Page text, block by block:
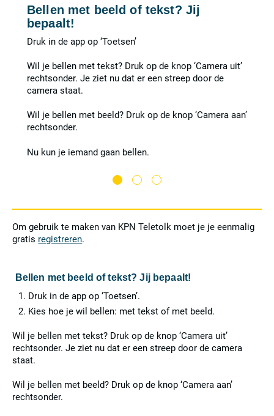
Bellen met beeld of tekst? Jij
bepaalt!
Druk in de app op ‘Toetsen’
Wil je bellen met tekst? Druk op de knop ‘Camera uit’
rechtsonder. Je ziet nu dat er een streep door de
camera staat.
Wil je bellen met beeld? Druk op de knop ‘Camera aan’
rechtsonder.
Nu kun je iemand gaan bellen.
Om gebruik te maken van KPN Teletolk moet je je eenmalig
gratis registreren.
Bellen met beeld of tekst? Jij bepaalt!
Druk in de app op ‘Toetsen’.
Kies hoe je wil bellen: met tekst of met beeld.
Wil je bellen met tekst? Druk op de knop ‘Camera uit’
rechtsonder. Je ziet nu dat er een streep door de camera
staat.
Wil je bellen met beeld? Druk op de knop ‘Camera aan’
rechtsonder.